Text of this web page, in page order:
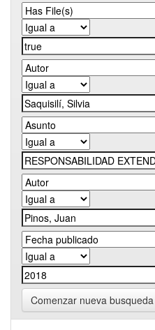
Comenzar nueva busqueda